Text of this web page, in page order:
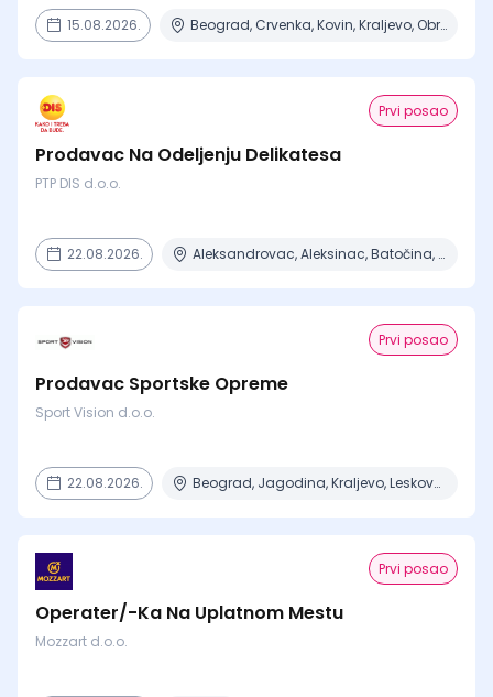
15.08.2026. Beograd, Crvenka, Kovin, Kraljevo, Obrenovac + 6 mesta
Prvi posao
Prodavac Na Odeljenju Delikatesa
PTP DIS d.o.o.
22.08.2026. Aleksandrovac, Aleksinac, Batočina, Beograd, Čačak + 15 mesta
Prvi posao
Prodavac Sportske Opreme
Sport Vision d.o.o.
22.08.2026. Beograd, Jagodina, Kraljevo, Leskovac
Prvi posao
Operater/-Ka Na Uplatnom Mestu
Mozzart d.o.o.